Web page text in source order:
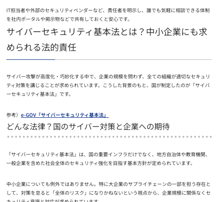
IT担当者や外部のセキュリティベンダーなど、責任者を明示し、誰でも気軽に相談できる体制
を社内ポータルや掲示物などで共有しておくと安心です。
サイバーセキュリティ基本法とは？中小企業にも求
められる法的責任
サイバー攻撃が高度化・巧妙化する中で、企業の規模を問わず、全ての組織が適切なセキュリ
ティ対策を講じることが求められています。こうした背景のもと、国が制定したのが「サイバ
ーセキュリティ基本法」です。
参考）e-GOV「サイバーセキュリティ基本法」
どんな法律？国のサイバー対策と企業への期待
「サイバーセキュリティ基本法」は、国の重要インフラだけでなく、地方自治体や教育機関、
一般企業を含めた社会全体のセキュリティ強化を目指す基本方針が定められています。
中小企業についても例外ではありません。特に大企業のサプライチェーンの一部を担う存在と
して、対策を怠ると「全体のリスク」になりかねないという視点から、企業規模に関係なくセ